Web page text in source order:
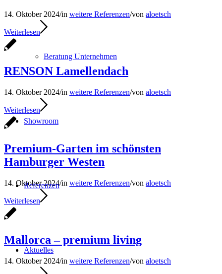
Beratung Unternehmen
Showroom
Referenzen
Aktuelles
14. Oktober 2024/in weitere Referenzen/von aloetsch
Weiterlesen
RENSON Lamellendach
14. Oktober 2024/in weitere Referenzen/von aloetsch
Weiterlesen
Premium-Garten im schönsten
Hamburger Westen
14. Oktober 2024/in weitere Referenzen/von aloetsch
Weiterlesen
Mallorca – premium living
14. Oktober 2024/in weitere Referenzen/von aloetsch